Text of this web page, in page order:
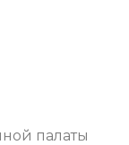
палаты